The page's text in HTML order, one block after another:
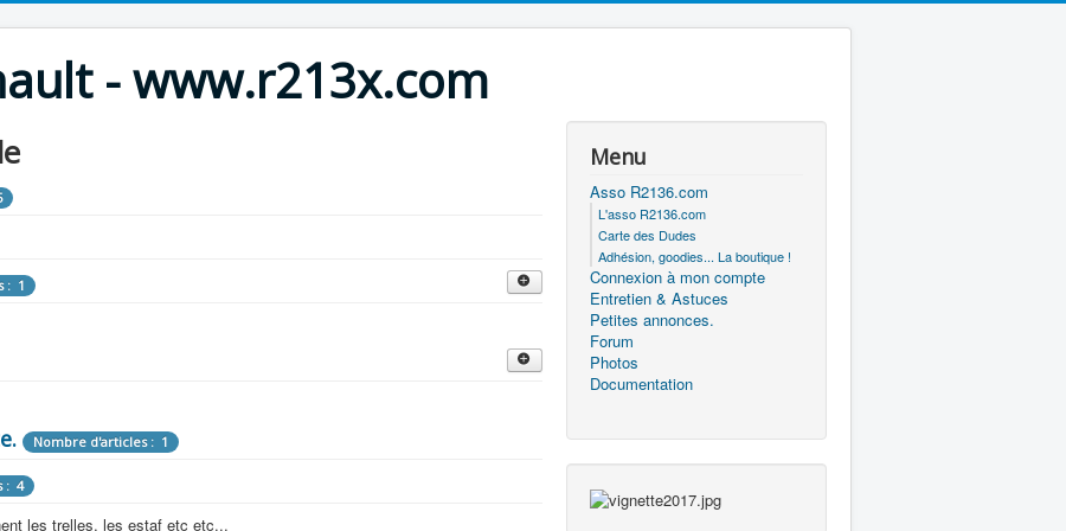
- www.r213x.com
: 1
: 9
!
3
d'époque.
: 13
Nombre d'articles : 1
: 4
les trelles, les estaf etc etc...
Menu
Asso R2136.com
L'asso R2136.com
Carte des Dudes
Adhésion, goodies... La boutique !
Connexion à mon compte
Entretien & Astuces
Petites annonces.
Forum
Photos
Documentation